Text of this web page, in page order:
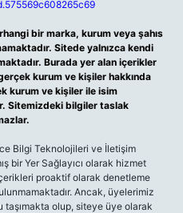
bir marka, kurum veya şahıs
Sitede yalnızca kendi
Burada yer alan içerikler
kurum ve kişiler hakkında
kurum ve kişiler ile isim
Sitemizdeki bilgiler taslak
Bilgi Teknolojileri ve İletişim
bir Yer Sağlayıcı olarak hizmet
proaktif olarak denetleme
Ancak, üyelerimiz
taşımakta olup, siteye üye olarak